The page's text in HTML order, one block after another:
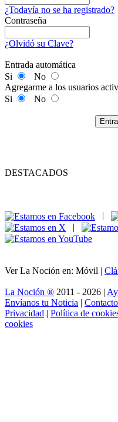
¿Todavía no se ha registrado?
Contraseña
¿Olvidó su Clave?
Entrada automática
Si
No
Agregarme a los usuarios
Si
No
DESTACADOS
|
Ver La Noción en: Móvil |
La Noción ® 2011 - 2026 |
Envíanos tu Noticia | Contacto
Privacidad | Política de
cookies